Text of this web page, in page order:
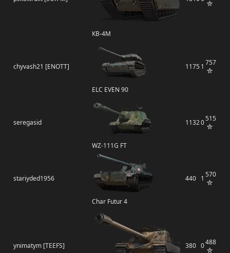
КВ-4М
chyvash21 [ENOTT]
ELC EVEN 90
11751 757
seregasid
WZ-111G FT
11320515
stariyded1956
Char Futur 4
440 1 570
ynimatym [TEEFS] 380 0488